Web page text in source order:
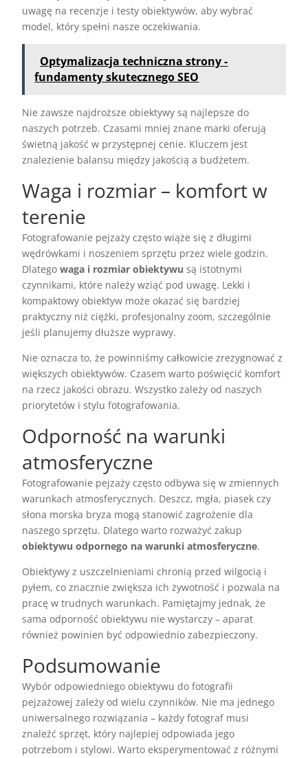
uwagę na recenzje i testy obiektywów, aby wybrać
model, który spełni nasze oczekiwania.
Optymalizacja techniczna strony -
fundamenty skutecznego SEO
Nie zawsze najdroższe obiektywy są najlepsze do
naszych potrzeb. Czasami mniej znane marki oferują
świetną jakość w przystępnej cenie. Kluczem jest
znalezienie balansu między jakością a budżetem.
Waga i rozmiar – komfort w
terenie
Fotografowanie pejzaży często wiąże się z długimi
wędrówkami i noszeniem sprzętu przez wiele godzin.
Dlategowaga i rozmiar obiektywu są istotnymi
czynnikami, które należy wziąć pod uwagę. Lekki i
kompaktowy obiektyw może okazać się bardziej
praktyczny niż ciężki, profesjonalny zoom, szczególnie
jeśli planujemy dłuższe wyprawy.
Nie oznacza to, że powinniśmy całkowicie zrezygnować z
większych obiektywów. Czasem warto poświęcić komfort
na rzecz jakości obrazu. Wszystko zależy od naszych
priorytetów i stylu fotografowania.
Odporność na warunki
atmosferyczne
Fotografowanie pejzaży często odbywa się w zmiennych
warunkach atmosferycznych. Deszcz, mgła, piasek czy
słona morska bryza mogą stanowić zagrożenie dla
naszego sprzętu. Dlatego warto rozważyć zakup
obiektywu odpornego na warunki atmosferyczne.
Obiektywy z uszczelnieniami chronią przed wilgocią i
pyłem, co znacznie zwiększa ich żywotność i pozwala na
pracę w trudnych warunkach. Pamiętajmy jednak, że
sama odporność obiektywu nie wystarczy – aparat
również powinien być odpowiednio zabezpieczony.
Podsumowanie
Wybór odpowiedniego obiektywu do fotografii
pejzażowej zależy od wielu czynników. Nie ma jednego
uniwersalnego rozwiązania – każdy fotograf musi
znaleźć sprzęt, który najlepiej odpowiada jego
potrzebom i stylowi. Warto eksperymentować z różnymi